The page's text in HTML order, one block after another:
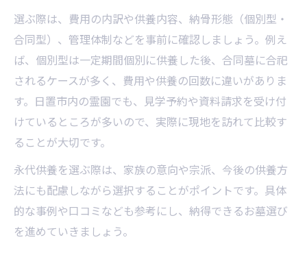
選ぶ際は、費用の内訳や供養内容、納骨形態（個別型・
合同型）、管理体制などを事前に確認しましょう。例え
ば、個別型は一定期間個別に供養した後、合同墓に合祀
されるケースが多く、費用や供養の回数に違いがありま
す。日置市内の霊園でも、見学予約や資料請求を受け付
けているところが多いので、実際に現地を訪れて比較す
ることが大切です。
永代供養を選ぶ際は、家族の意向や宗派、今後の供養方
法にも配慮しながら選択することがポイントです。具体
的な事例や口コミなども参考にし、納得できるお墓選び
を進めていきましょう。